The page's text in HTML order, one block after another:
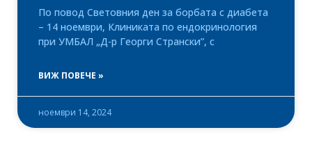
По повод Световния ден за борбата с диабета
– 14 ноември, Клиниката по ендокринология
при УМБАЛ „Д-р Георги Странски”, с
ВИЖ ПОВЕЧЕ »
ноември 14, 2024